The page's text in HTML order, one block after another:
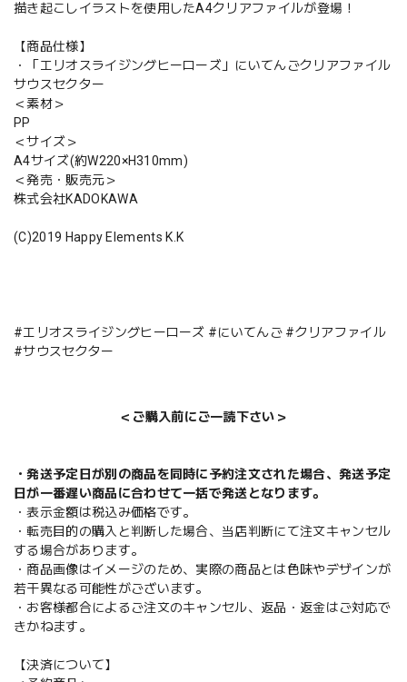
描き起こしイラストを使用したA4クリアファイルが登場！
【商品仕様】
・「エリオスライジングヒーローズ」にいてんごクリアファイル
サウスセクター
＜素材＞
PP
＜サイズ＞
A4サイズ(約W220×H310mm)
＜発売・販売元＞
株式会社KADOKAWA
(C)2019 Happy Elements K.K
#エリオスライジングヒーローズ #にいてんご #クリアファイル
#サウスセクター
＜ご購入前にご一読下さい＞
・発送予定日が別の商品を同時に予約注文された場合、発送予定
日が一番遅い商品に合わせて一括で発送となります。
・表示金額は税込み価格です。
・転売目的の購入と判断した場合、当店判断にて注文キャンセル
する場合があります。
・商品画像はイメージのため、実際の商品とは色味やデザインが
若干異なる可能性がございます。
・お客様都合によるご注文のキャンセル、返品・返金はご対応で
きかねます。
【決済について】